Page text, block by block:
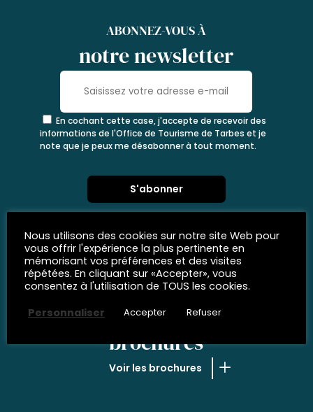
ABONNEZ-VOUS À
notre newsletter
En cochant cette case, j'accepte de recevoir des
informations de l'Office de Tourisme de Tarbes et je
note que je peux me désabonner à tout moment.
NOS
brochures
Voir les brochures
Nous utilisons des cookies sur notre site Web pour
vous offrir l'expérience la plus pertinente en
mémorisant vos préférences et des visites
répétées. En cliquant sur «Accepter», vous
consentez à l'utilisation de TOUS les cookies.
Personnaliser
Accepter Refuser